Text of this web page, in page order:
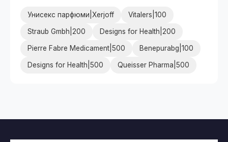
Унисекс парфюми|Xerjoff Vitalers|100
Straub Gmbh|200 Designs for Health|200
Pierre Fabre Medicament|500 Benepurabg|100
Designs for Health|500 Queisser Pharma|500